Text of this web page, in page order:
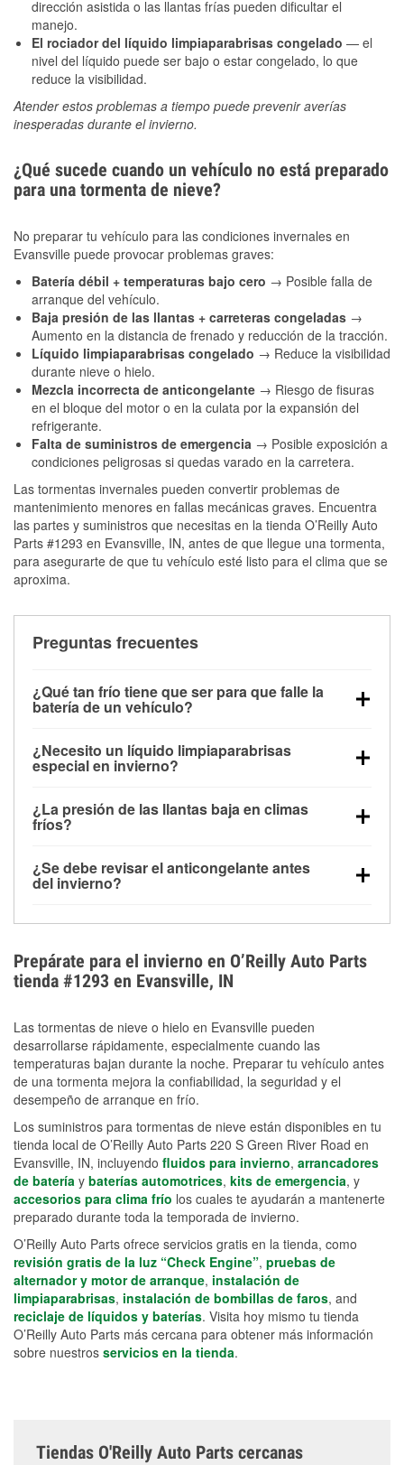
dirección asistida o las llantas frías pueden dificultar el
manejo.
El rociador del líquido limpiaparabrisas congelado — el
nivel del líquido puede ser bajo o estar congelado, lo que
reduce la visibilidad.
Atender estos problemas a tiempo puede prevenir averías
inesperadas durante el invierno.
¿Qué sucede cuando un vehículo no está preparado
para una tormenta de nieve?
No preparar tu vehículo para las condiciones invernales en
Evansville puede provocar problemas graves:
Batería débil + temperaturas bajo cero → Posible falla de
arranque del vehículo.
Baja presión de las llantas + carreteras congeladas →
Aumento en la distancia de frenado y reducción de la tracción.
Líquido limpiaparabrisas congelado → Reduce la visibilidad
durante nieve o hielo.
Mezcla incorrecta de anticongelante → Riesgo de fisuras
en el bloque del motor o en la culata por la expansión del
refrigerante.
Falta de suministros de emergencia → Posible exposición a
condiciones peligrosas si quedas varado en la carretera.
Las tormentas invernales pueden convertir problemas de
mantenimiento menores en fallas mecánicas graves. Encuentra
las partes y suministros que necesitas en la tienda O’Reilly Auto
Parts #1293 en Evansville, IN, antes de que llegue una tormenta,
para asegurarte de que tu vehículo esté listo para el clima que se
aproxima.
Preguntas frecuentes
¿Qué tan frío tiene que ser para que falle la
batería de un vehículo?
debajo de los 32 °F y puede perder hasta la mitad de
su potencia de arranque cerca de los 0 °F, lo que
arranque.
¿Necesito un líquido limpiaparabrisas
especial en invierno?
la congelación y ayuda a disolver la sal y la nieve
derretida en la carretera para mejorar la visibilidad.
¿La presión de las llantas baja en climas
fríos?
alrededor de 1 PSI por cada 10 °F que baja la
temperatura. Puedes obtener más información sobre
¿Se debe revisar el anticongelante antes
del invierno?
el sobrecalentamiento en condiciones de frío
extremo. Aprende cómo comprobar la protección
anticongelante en nuestra sección How-To.
Prepárate para el invierno en O’Reilly Auto Parts
tienda #1293 en Evansville, IN
Las tormentas de nieve o hielo en Evansville pueden
desarrollarse rápidamente, especialmente cuando las
temperaturas bajan durante la noche. Preparar tu vehículo antes
de una tormenta mejora la confiabilidad, la seguridad y el
desempeño de arranque en frío.
Los suministros para tormentas de nieve están disponibles en tu
tienda local de O’Reilly Auto Parts 220 S Green River Road en
Evansville, IN, incluyendo fluidos para invierno, arrancadores
de batería y baterías automotrices, kits de emergencia, y
accesorios para clima frío los cuales te ayudarán a mantenerte
preparado durante toda la temporada de invierno.
O’Reilly Auto Parts ofrece servicios gratis en la tienda, como
revisión gratis de la luz “Check Engine”, pruebas de
alternador y motor de arranque, instalación de
limpiaparabrisas, instalación de bombillas de faros, and
reciclaje de líquidos y baterías. Visita hoy mismo tu tienda
O’Reilly Auto Parts más cercana para obtener más información
sobre nuestros servicios en la tienda.
Tiendas O'Reilly Auto Parts cercanas